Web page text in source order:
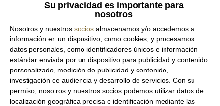
Su privacidad es importante para
nosotros
Nosotros y nuestros socios almacenamos y/o accedemos a
información en un dispositivo, como cookies, y procesamos
datos personales, como identificadores únicos e información
estándar enviada por un dispositivo para publicidad y contenido
personalizado, medición de publicidad y contenido,
investigación de audiencia y desarrollo de servicios. Con su
permiso, nosotros y nuestros socios podemos utilizar datos de
localización geográfica precisa e identificación mediante las
Fulard llis quadrat amb serrells de la marca
italiana Gaynor Bongard.
Disponible en tres colors.